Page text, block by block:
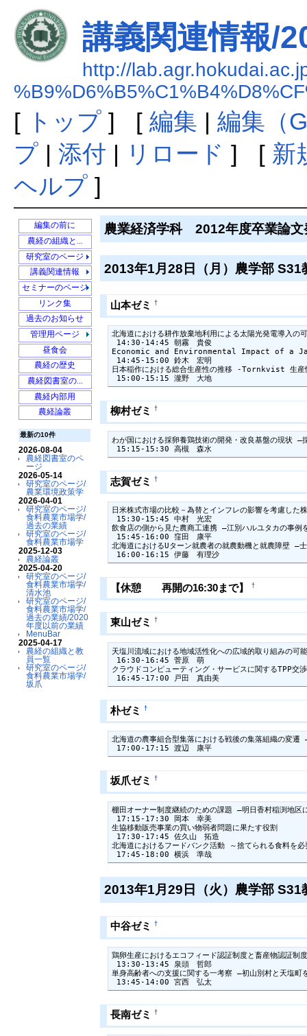
講義関連情報/
http://
[ トップ] [ 編集 | 編集（
プ| 添付 | リロード ] [ 新
ヘルプ]
編集の前に
農経の組織と...
研究室のページ
農業環境政策学
農業経営学
開発経済学
協同組合学
食料農業市場学
清水池
飯澤
飯澤農園
農業市場学とは…
過去の業績
2020年度以前...
水産経営経済学
講義関連情報
2012年度卒論...
2010年度卒論...
2013年度農業...
2012年度農業...
2011年度農業...
2010年度農業...
循環型社会形成学
2013年度卒論...
2015年度農業...
2015年度農業...
2016年度農業...
2017年度農業...
Statistical A...
Statistical A...
Statistical D...
Apr10
セミナーのページ
IRRI特別セミナー
Modelling_Vol...
Nobel_Prize
リンク集
過去のお知らせ
管理用ページ
menuedit
昼食会
農経の歴史
農経図書室の...
農経内部用
農経論叢
最新の10件
2026-08-04
農経図書室のペ
ージ
2026-05-14
研究室のページ/
農業環境政策学
2026-04-01
研究室のページ/
食料農業市場学/
過去の業績
研究室のページ/
食料農業市場学
2025-12-03
農経論叢
2025-04-20
研究室のページ/
食料農業市場学/
清水池
研究室のページ/
食料農業市場学/
過去の業績/2020
年度以前の業績
MenuBar
2025-04-17
農経の組織と教
員一覧
研究室のページ/
食料農業市場学/
坂爪
農業経済学科 2012年度卒業論
2013年1月28日（月）農学部
山本ゼミ †
北海道における耕作放棄地利用による太陽光発電導入
14:30-14:45 朝霧　貴俊
Economic and Environmental Impact of a
14:45-15:00 鈴木　宏明
日本稲作における総合生産性の推移 -Tornkvist 生産
15:00-15:15 瀧野　大地
柳村ゼミ †
わが国における採卵養鶏技術の開発・改良基盤の現状 ―
15:15-15:30 高槻　森水
志賀ゼミ †
日米株式市場の比較－為替とインフレの影響を考慮した
15:30-15:45 中村　光宏
飲食店の側から見た農商工連携 ―江別ハルユタカの事例
15:45-16:00 窪田　康平
北海道におけるUターン就農者の就農動機と就農障壁 ―
16:00-16:15 伊藤　有理沙
【休憩 再開の16:30まで】 †
東山ゼミ †
天塩川流域における地域活性化への広域的取り組みの可
16:30-16:45 菅原　萌
クラウドコンピューティング・サービスに関するTPP交
16:45-17:00 戸田　真由美
朴ゼミ †
北海道の農事組合型集落における戦後の集落組織の変遷
17:00-17:15 渡辺　康平
坂爪ゼミ †
棚田オーナー制度継続のための課題 ―明日香村稲渕地区
17:15-17:30 岡本　幸美
生協移動販売事業の買い物弱者問題に果たす役割
17:30-17:45 佐久山　拓造
北海道におけるフードバンク活動 ～捨てられる食料を
17:45-18:00 横浜　準哉
2013年1月29日（火）農学部
中谷ゼミ †
鶏卵生産におけるエコフィード認証制度と畜産物認証制度
13:30-13:45 泉頭　哲郎
単身高齢者への支援に関する一考察 ―初山別村と天塩町
13:45-14:00 宮西　弘太
長南ゼミ †